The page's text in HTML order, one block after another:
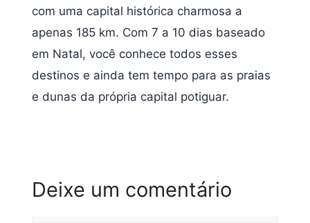
com uma capital histórica charmosa a
apenas 185 km. Com 7 a 10 dias baseado
em Natal, você conhece todos esses
destinos e ainda tem tempo para as praias
e dunas da própria capital potiguar.
Deixe um comentário